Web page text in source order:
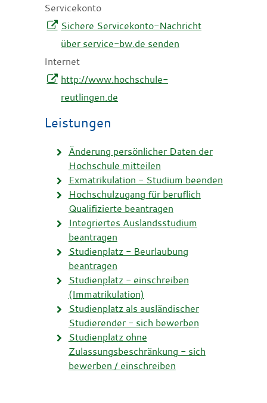
Servicekonto
Sichere Servicekonto-Nachricht
über service-bw.de senden
Internet
http://www.hochschule-
reutlingen.de
Leistungen
Änderung persönlicher Daten der
Hochschule mitteilen
Exmatrikulation - Studium beenden
Hochschulzugang für beruflich
Qualifizierte beantragen
Integriertes Auslandsstudium
beantragen
Studienplatz - Beurlaubung
beantragen
Studienplatz - einschreiben
(Immatrikulation)
Studienplatz als ausländischer
Studierender - sich bewerben
Studienplatz ohne
Zulassungsbeschränkung - sich
bewerben / einschreiben